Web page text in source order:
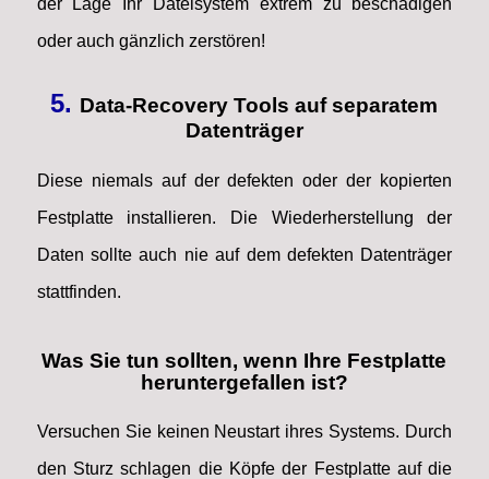
der Lage Ihr Dateisystem extrem zu beschädigen
oder auch gänzlich zerstören!
5. Data-Recovery Tools auf separatem
Datenträger
Diese niemals auf der defekten oder der kopierten
Festplatte installieren. Die Wiederherstellung der
Daten sollte auch nie auf dem defekten Datenträger
stattfinden.
Was Sie tun sollten, wenn Ihre Festplatte
heruntergefallen ist?
Versuchen Sie keinen Neustart ihres Systems. Durch
den Sturz schlagen die Köpfe der Festplatte auf die